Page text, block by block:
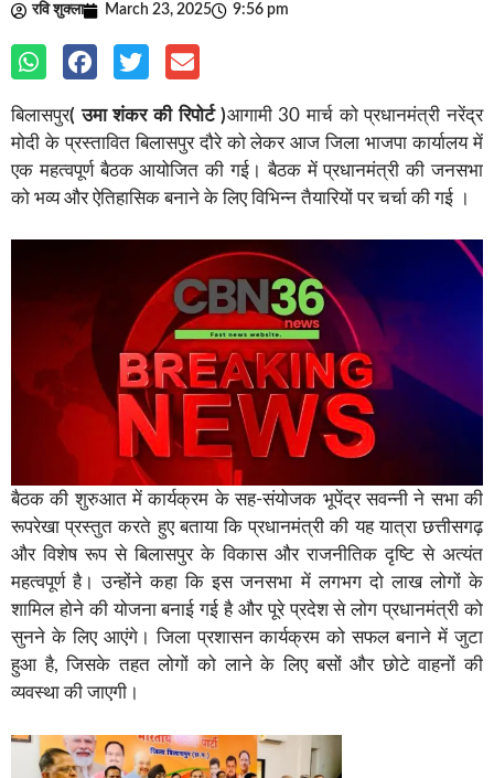
रवि शुक्ला March 23, 2025 9:56 pm
बिलासपुर( उमा शंकर की रिपोर्ट )आगामी 30 मार्च को प्रधानमंत्री नरेंद्र
मोदी के प्रस्तावित बिलासपुर दौरे को लेकर आज जिला भाजपा कार्यालय में
एक महत्वपूर्ण बैठक आयोजित की गई। बैठक में प्रधानमंत्री की जनसभा
को भव्य और ऐतिहासिक बनाने के लिए विभिन्न तैयारियों पर चर्चा की गई ।
बैठक की शुरुआत में कार्यक्रम के सह-संयोजक भूपेंद्र सवन्नी ने सभा की
रूपरेखा प्रस्तुत करते हुए बताया कि प्रधानमंत्री की यह यात्रा छत्तीसगढ़
और विशेष रूप से बिलासपुर के विकास और राजनीतिक दृष्टि से अत्यंत
महत्वपूर्ण है। उन्होंने कहा कि इस जनसभा में लगभग दो लाख लोगों के
शामिल होने की योजना बनाई गई है और पूरे प्रदेश से लोग प्रधानमंत्री को
सुनने के लिए आएंगे। जिला प्रशासन कार्यक्रम को सफल बनाने में जुटा
हुआ है, जिसके तहत लोगों को लाने के लिए बसों और छोटे वाहनों की
व्यवस्था की जाएगी।